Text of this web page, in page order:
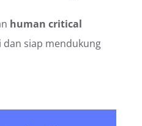
human critical
siap mendukung